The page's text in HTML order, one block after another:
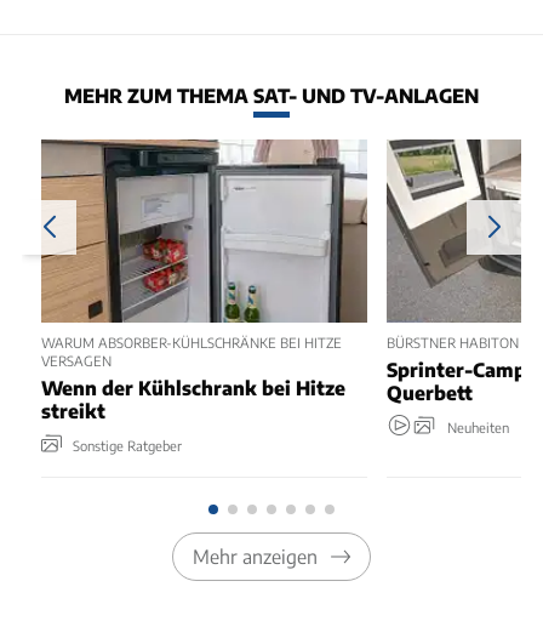
MEHR ZUM THEMA SAT- UND TV-ANLAGEN
WARUM ABSORBER-KÜHLSCHRÄNKE BEI HITZE
VERSAGEN
Wenn der Kühlschrank bei Hitze
streikt
Sonstige Ratgeber
BÜRSTNER HABITON 6.1
Sprinter-
Querbett
Neuheiten
Mehr anzeigen